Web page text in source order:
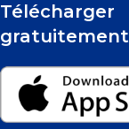
Télécharger
gratuitement